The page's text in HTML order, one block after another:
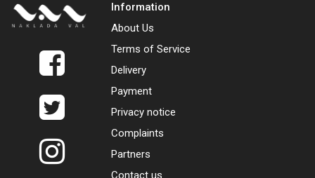
Information
About Us
Terms of Service
Delivery
Payment
Privacy notice
Complaints
Partners
Contact us